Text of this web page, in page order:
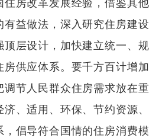
益做法，深入研究住房建设
层设计，加快建立统一、规
供应体系。要千方百计增加
节人民群众住房需求放在重
、适用、环保、节约资源、
倡导符合国情的住房消费模